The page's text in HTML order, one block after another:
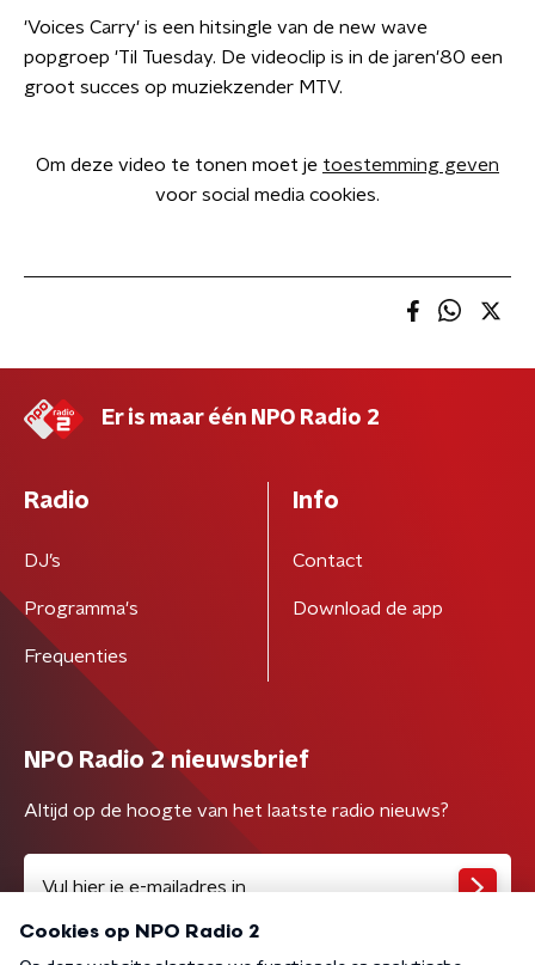
'Voices Carry' is een hitsingle van de new wave
popgroep 'Til Tuesday. De videoclip is in de jaren'80 een
groot succes op muziekzender MTV.
Om deze video te tonen moet je toestemming geven
voor social media cookies.
Er is maar één NPO Radio 2
Radio
DJ’s
Programma's
Frequenties
Info
Contact
Download de app
NPO Radio 2 nieuwsbrief
Altijd op de hoogte van het laatste radio nieuws?